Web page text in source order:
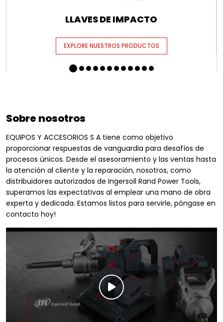
LLAVES DE IMPACTO
EXPLORE NUESTROS PRODUCTOS
Sobre nosotros
EQUIPOS Y ACCESORIOS S A tiene como objetivo
proporcionar respuestas de vanguardia para desafíos de
procesos únicos. Desde el asesoramiento y las ventas hasta
la atención al cliente y la reparación, nosotros, como
distribuidores autorizados de Ingersoll Rand Power Tools,
superamos las expectativas al emplear una mano de obra
experta y dedicada. Estamos listos para servirle, póngase en
contacto hoy!